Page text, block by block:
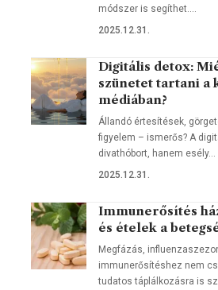
módszer is segíthet.…
2025.12.31.
Digitális detox:
szünetet tartani a
médiában?
Állandó értesítések,
figyelem – ismerős? A
divathóbort, hanem esély…
2025.12.31.
Immunerősítés
és ételek a
Megfázás,
immunerősítéshez nem
tudatos táplálkozásra is